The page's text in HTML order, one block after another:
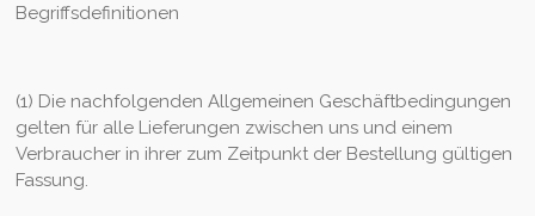
Begriffsdefinitionen
(1) Die nachfolgenden Allgemeinen Geschäftbedingungen
gelten für alle Lieferungen zwischen uns und einem
Verbraucher in ihrer zum Zeitpunkt der Bestellung gültigen
Fassung.